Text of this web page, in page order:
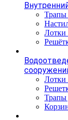
Трапы
Лотки
Лотки
Трапы